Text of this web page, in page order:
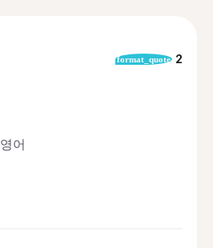
format_quote 2
영어